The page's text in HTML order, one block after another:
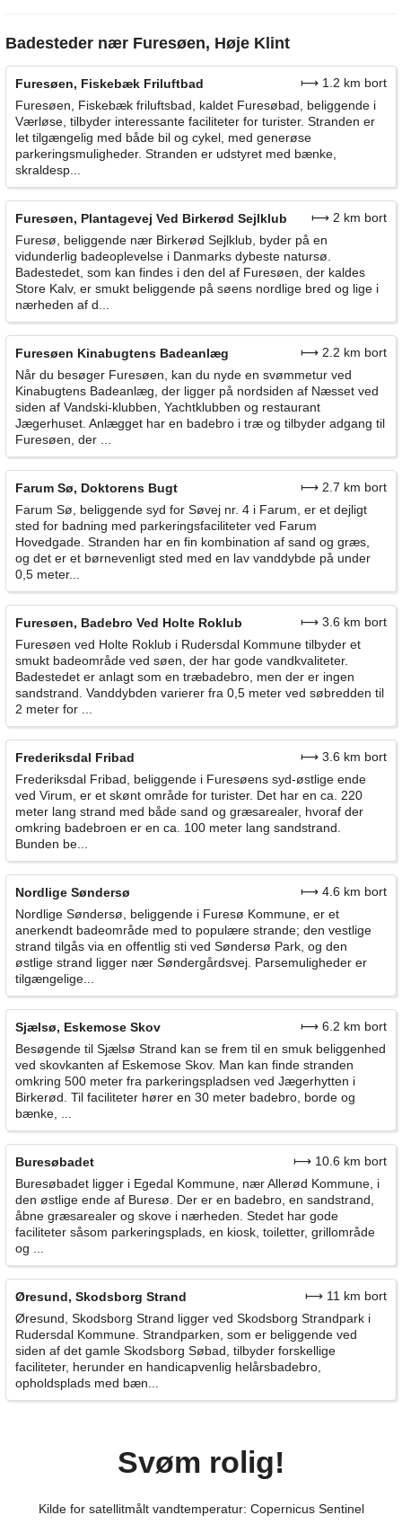
Badesteder nær Furesøen, Høje Klint
Furesøen, Fiskebæk Friluftbad
⟼ 1.2 km bort
Furesøen, Fiskebæk friluftsbad, kaldet Furesøbad, beliggende i
Værløse, tilbyder interessante faciliteter for turister. Stranden er
let tilgængelig med både bil og cykel, med generøse
parkeringsmuligheder. Stranden er udstyret med bænke,
skraldesp...
Furesøen, Plantagevej Ved Birkerød Sejlklub
⟼ 2 km bort
Furesø, beliggende nær Birkerød Sejlklub, byder på en
vidunderlig badeoplevelse i Danmarks dybeste natursø.
Badestedet, som kan findes i den del af Furesøen, der kaldes
Store Kalv, er smukt beliggende på søens nordlige bred og lige i
nærheden af d...
Furesøen Kinabugtens Badeanlæg
⟼ 2.2 km bort
Når du besøger Furesøen, kan du nyde en svømmetur ved
Kinabugtens Badeanlæg, der ligger på nordsiden af Næsset ved
siden af Vandski-klubben, Yachtklubben og restaurant
Jægerhuset. Anlægget har en badebro i træ og tilbyder adgang til
Furesøen, der ...
Farum Sø, Doktorens Bugt
⟼ 2.7 km bort
Farum Sø, beliggende syd for Søvej nr. 4 i Farum, er et dejligt
sted for badning med parkeringsfaciliteter ved Farum
Hovedgade. Stranden har en fin kombination af sand og græs,
og det er et børnevenligt sted med en lav vanddybde på under
0,5 meter...
Furesøen, Badebro Ved Holte Roklub
⟼ 3.6 km bort
Furesøen ved Holte Roklub i Rudersdal Kommune tilbyder et
smukt badeområde ved søen, der har gode vandkvaliteter.
Badestedet er anlagt som en træbadebro, men der er ingen
sandstrand. Vanddybden varierer fra 0,5 meter ved søbredden til
2 meter for ...
Frederiksdal Fribad
⟼ 3.6 km bort
Frederiksdal Fribad, beliggende i Furesøens syd-østlige ende
ved Virum, er et skønt område for turister. Det har en ca. 220
meter lang strand med både sand og græsarealer, hvoraf der
omkring badebroen er en ca. 100 meter lang sandstrand.
Bunden be...
Nordlige Søndersø
⟼ 4.6 km bort
Nordlige Søndersø, beliggende i Furesø Kommune, er et
anerkendt badeområde med to populære strande; den vestlige
strand tilgås via en offentlig sti ved Søndersø Park, og den
østlige strand ligger nær Søndergårdsvej. Parsemuligheder er
tilgængelige...
Sjælsø, Eskemose Skov
⟼ 6.2 km bort
Besøgende til Sjælsø Strand kan se frem til en smuk beliggenhed
ved skovkanten af Eskemose Skov. Man kan finde stranden
omkring 500 meter fra parkeringspladsen ved Jægerhytten i
Birkerød. Til faciliteter hører en 30 meter badebro, borde og
bænke, ...
Buresøbadet
⟼ 10.6 km bort
Buresøbadet ligger i Egedal Kommune, nær Allerød Kommune, i
den østlige ende af Buresø. Der er en badebro, en sandstrand,
åbne græsarealer og skove i nærheden. Stedet har gode
faciliteter såsom parkeringsplads, en kiosk, toiletter, grillområde
og ...
Øresund, Skodsborg Strand
⟼ 11 km bort
Øresund, Skodsborg Strand ligger ved Skodsborg Strandpark i
Rudersdal Kommune. Strandparken, som er beliggende ved
siden af det gamle Skodsborg Søbad, tilbyder forskellige
faciliteter, herunder en handicapvenlig helårsbadebro,
opholdsplads med bæn...
Svøm rolig!
Kilde for satellitmålt vandtemperatur: Copernicus Sentinel